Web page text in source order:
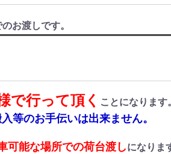
お渡しです。
で行って頂く ことになります
等のお手伝いは出来ません。
可能な場所での荷台渡しになりま